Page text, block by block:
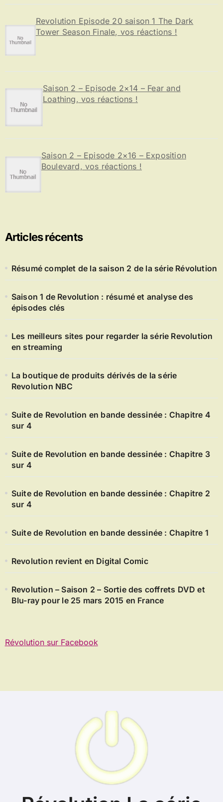
Revolution Episode 20 saison 1 The Dark
Tower Season Finale, vos réactions !
Saison 2 – Episode 2×14 – Fear and
Loathing, vos réactions !
Saison 2 – Episode 2×16 – Exposition
Boulevard, vos réactions !
Articles récents
Résumé complet de la saison 2 de la série Révolution
Saison 1 de Revolution : résumé et analyse des
épisodes clés
Les meilleurs sites pour regarder la série Revolution
en streaming
La boutique de produits dérivés de la série
Revolution NBC
Suite de Revolution en bande dessinée : Chapitre 4
sur 4
Suite de Revolution en bande dessinée : Chapitre 3
sur 4
Suite de Revolution en bande dessinée : Chapitre 2
sur 4
Suite de Revolution en bande dessinée : Chapitre 1
Revolution revient en Digital Comic
Revolution – Saison 2 – Sortie des coffrets DVD et
Blu-ray pour le 25 mars 2015 en France
Révolution sur Facebook